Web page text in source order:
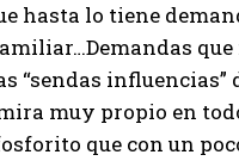
hasta lo tiene
que
“sendas influencias”
muy propio en
que con un